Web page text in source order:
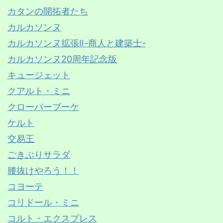
カタンの開拓者たち
カルカソンヌ
カルカソンヌ拡張Ⅱ-商人と建築士-
カルカソンヌ20周年記念版
キュージェット
クアルト・ミニ
クローバーブーケ
ケルト
交易王
ごきぶりサラダ
腰抜けやろう！！
コヨーテ
コリドール・ミニ
コルト・エクスプレス